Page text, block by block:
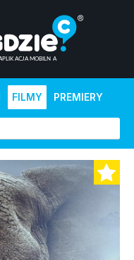
FILMY PREMIERY